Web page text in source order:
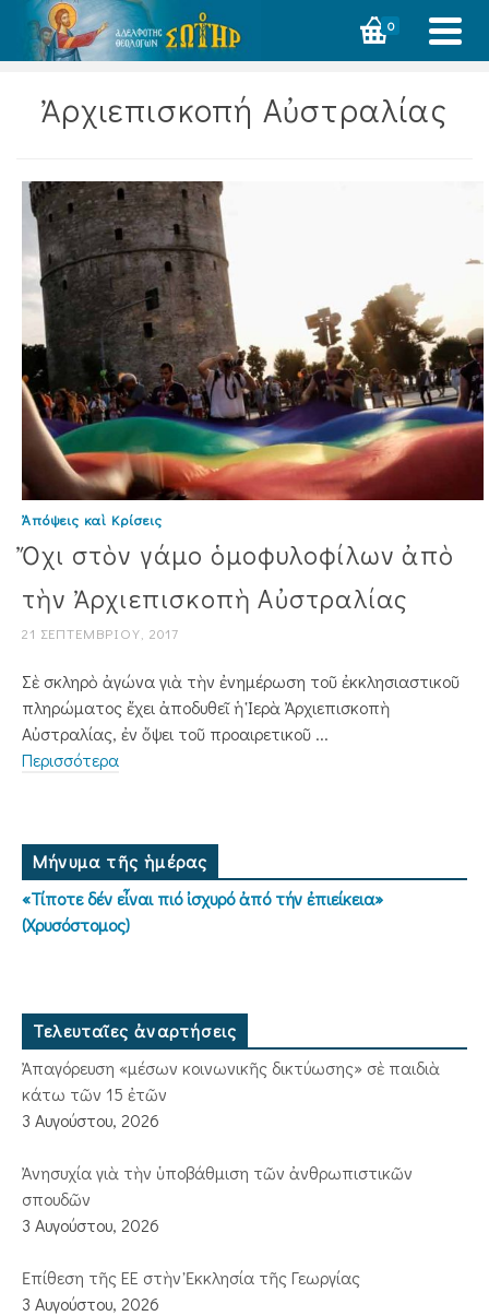
0
Ἀρχιεπισκοπή Αὐστραλίας
Ἀπόψεις καὶ Κρίσεις
Ὄχι στὸν γάμο ὁμοφυλοφίλων ἀπὸ
τὴν Ἀρχιεπισκοπὴ Αὐστραλίας
21 ΣΕΠΤΕΜΒΡΊΟΥ, 2017
Σὲ σκληρὸ ἀγώνα γιὰ τὴν ἐνημέρωση τοῦ ἐκκλησιαστικοῦ
πληρώματος ἔχει ἀποδυθεῖ ἡ Ἱερὰ Ἀρχιεπισκοπὴ
Αὐστραλίας, ἐν ὄψει τοῦ προαιρετικοῦ ...
Περισσότερα
Μήνυμα τῆς ἡμέρας
«Τίποτε δέν εἶναι πιό ἰσχυρό ἀπό τήν ἐπιείκεια»
(Χρυσόστομος)
Τελευταῖες ἀναρτήσεις
Ἀπαγόρευση «μέσων κοινωνικῆς δικτύωσης» σὲ παιδιὰ
κάτω τῶν 15 ἐτῶν
3 Αυγούστου, 2026
Ἀνησυχία γιὰ τὴν ὑποβάθμιση τῶν ἀνθρωπιστικῶν
σπουδῶν
3 Αυγούστου, 2026
Ἐπίθεση τῆς ΕΕ στὴν Ἐκκλησία τῆς Γεωργίας
3 Αυγούστου, 2026